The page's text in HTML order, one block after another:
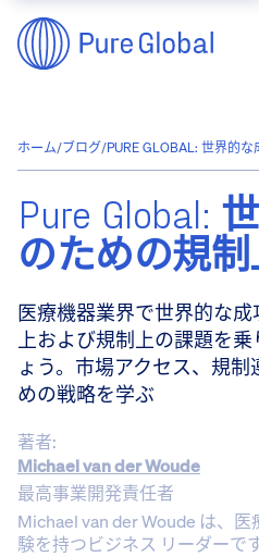
ホーム/ブログ/PURE GLOBAL: 世界的
Pure Global:
のための規
医療機器業界で世界的な
上および規制上の課題を
ょう。市場アクセス、規
めの戦略を学ぶ
著者:
Michael van der Woude
最高事業開発責任者
Michael van der Woude は、
験を持つビジネス リーダーです